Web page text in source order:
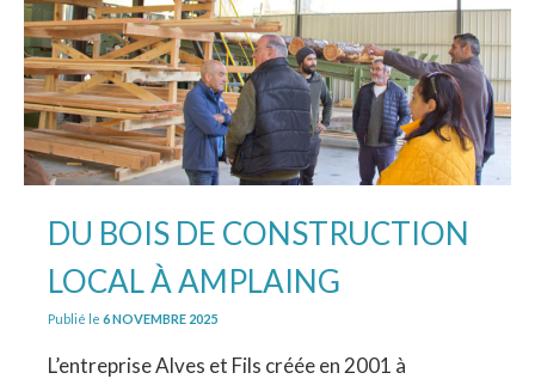
DU BOIS DE CONSTRUCTION
LOCAL À AMPLAING
Publié le 6 NOVEMBRE 2025
L’entreprise Alves et Fils créée en 2001 à